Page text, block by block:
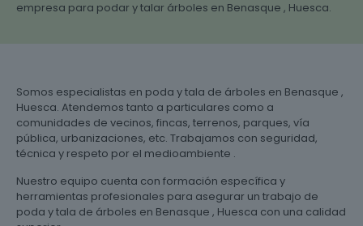
empresa para podar y talar árboles en Benasque , Huesca.
Somos especialistas en poda y tala de árboles en Benasque ,
Huesca. Atendemos tanto a particulares como a
comunidades de vecinos, fincas, terrenos, parques, vía
pública, urbanizaciones, etc. Trabajamos con seguridad,
técnica y respeto por el medioambiente .
Nuestro equipo cuenta con formación específica y
herramientas profesionales para asegurar un trabajo de
poda y tala de árboles en Benasque , Huesca con una calidad